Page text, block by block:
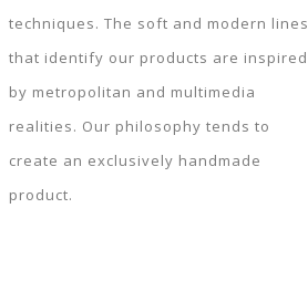
techniques. The soft and modern lines
that identify our products are inspired
by metropolitan and multimedia
realities. Our philosophy tends to
create an exclusively handmade
product.